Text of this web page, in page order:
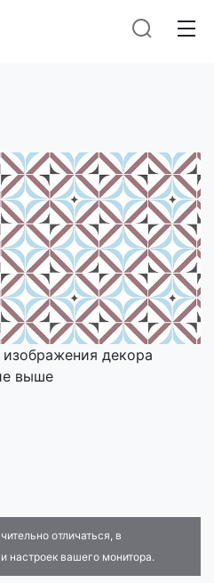
декора
выше
отличаться, в
настроек вашего монитора.